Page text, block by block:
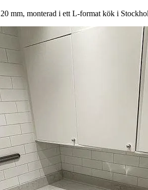
mm, monterad i ett L-format kök i